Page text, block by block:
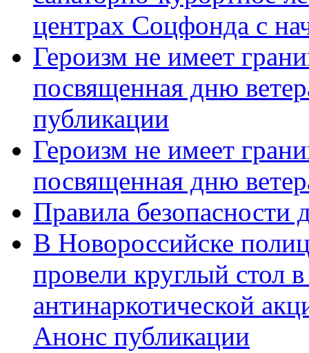
центрах Соцфонда с
Героизм не имеет
посвященная дню
публикации
Героизм не имеет
посвященная дню
Правила безопасности
В Новороссийске
провели круглый стол
антинаркотической
Анонс публикации